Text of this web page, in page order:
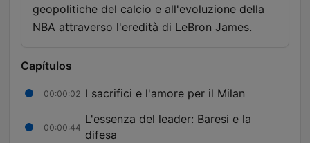
geopolitiche del calcio e all'evoluzione della
NBA attraverso l'eredità di LeBron James.
Capítulos
00:00:02 I sacrifici e l'amore per il Milan
00:00:44
L'essenza del leader: Baresi e la
difesa